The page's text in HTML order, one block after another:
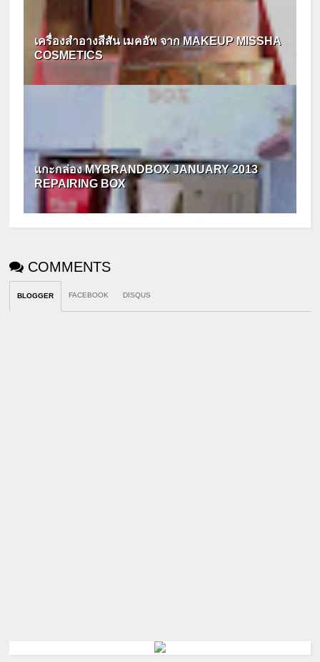
เครื่องสำอางสีสัน เมคอัพ จาก MAKEUP MISSHA
COSMETICS
แกะกล่อง MYBRANDBOX JANUARY 2013
REPAIRING BOX
COMMENTS
BLOGGER FACEBOOK DISQUS